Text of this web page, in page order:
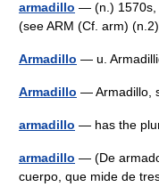
armadillo — (n.) 1570s,
(see ARM (Cf. arm)
Armadillo — u.
Armadillo — Armadillo,
armadillo — has the
armadillo — (De
cuerpo, que mide de